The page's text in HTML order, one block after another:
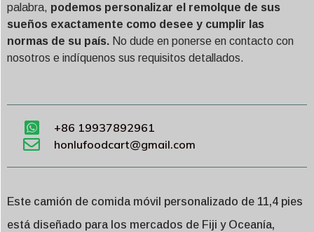
palabra, podemos personalizar el remolque de sus
sueños exactamente como desee y cumplir las
normas de su país. No dude en ponerse en contacto con
nosotros e indíquenos sus requisitos detallados.
+86 19937892961
honlufoodcart@gmail.com
Este camión de comida móvil personalizado de 11,4 pies
está diseñado para los mercados de Fiji y Oceanía,